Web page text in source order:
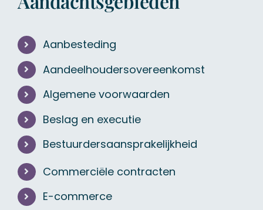
Aanbesteding
Aandeelhoudersovereenkomst
Algemene voorwaarden
Beslag en executie
Bestuurdersaansprakelijkheid
Commerciële contracten
E-commerce